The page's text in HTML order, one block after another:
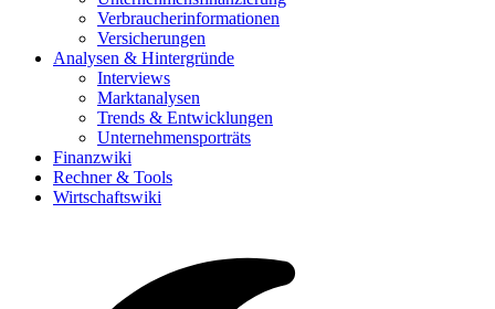
Verbraucherinformationen
Versicherungen
Analysen & Hintergründe
Interviews
Marktanalysen
Trends & Entwicklungen
Unternehmensporträts
Finanzwiki
Rechner & Tools
Wirtschaftswiki